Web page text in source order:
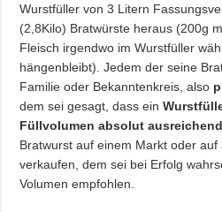
Wurstfüller von 3 Litern
(2,8Kilo) Bratwürste heraus (200g
Fleisch irgendwo im Wurstfüller
hängenbleibt). Jedem der seine
Familie oder Bekanntenkreis, also
dem sei gesagt, dass ein
Füllvolumen absolut ausreichend
Bratwurst auf einem Markt oder auf
verkaufen, dem sei bei Erfolg
Volumen empfohlen.